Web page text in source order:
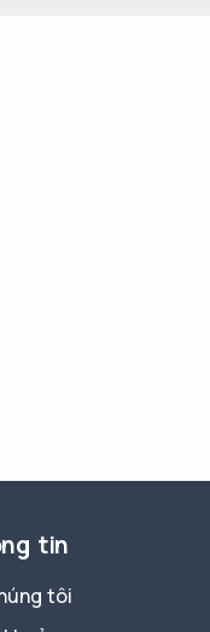
tin
tôi